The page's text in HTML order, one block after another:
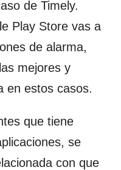
de Timely.
Play Store vas a
de alarma,
mejores y
en estos casos.
que tiene
se
con que